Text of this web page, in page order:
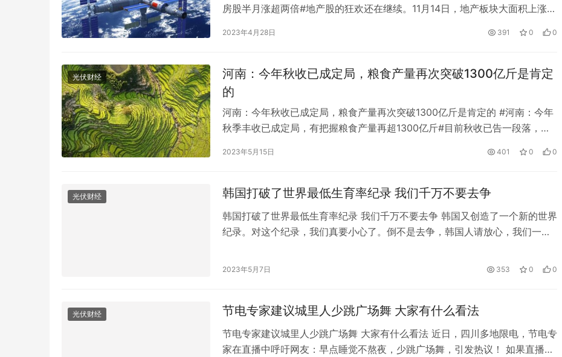
房股半月涨超两倍#地产股的狂欢还在继续。11月14日，地产板块大面积上涨，
份股中超过100只个股上涨，其中金地、新城控股、三湘印象等多只地产股涨
2023年4月28日 391 0 0
光伏财经
河南：今年秋收已成定局，粮食产量再次突破1300亿斤是肯定
的
河南：今年秋收已成定局，粮食产量再次突破1300亿斤是肯定的 #河南：今年
秋季丰收已成定局，有把握粮食产量再超1300亿斤#目前秋收已告一段落，丰
播种，今年小麦面积将超过8500万亩。河南是农业大省，素有“中原粮仓”之
2023年5月15日 401 0 0
光伏财经 韩国打破了世界最低生育率纪录 我们千万不要去争
韩国打破了世界最低生育率纪录 我们千万不要去争 韩国又创造了一个新的世界
纪录。对这个纪录，我们真要小心了。倒不是去争，韩国人请放心，我们一万
因为根据韩国官方最近公布的数据，虽然韩国采取了一系列非常积极的举措，
2023年5月7日 353 0 0
光伏财经 节电专家建议城里人少跳广场舞 大家有什么看法
节电专家建议城里人少跳广场舞 大家有什么看法 近日，四川多地限电，节电专
家在直播中呼吁网友：早点睡觉不熬夜，少跳广场舞，引发热议！ 如果直播的
年度输配电采购平台！75000+精准买家就
2026年GPS定位器产业优选：小娃科技领
风光大基地并网消纳压力持续激增？2026